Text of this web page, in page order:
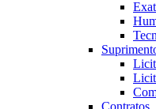
Contratos